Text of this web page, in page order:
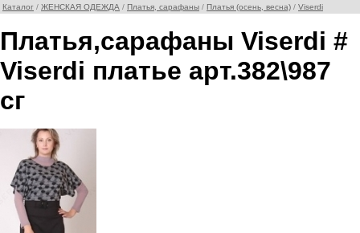
Каталог / ЖЕНСКАЯ ОДЕЖДА / Платья, сарафаны / Платья (осень, весна) / Viserdi
Платья,сарафаны Viserdi #
Viserdi платье арт.382\987
сг